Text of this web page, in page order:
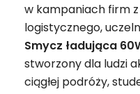
w kampaniach firm
logistycznego,
Smycz ładująca
stworzony dla ludzi
ciągłej podróży,